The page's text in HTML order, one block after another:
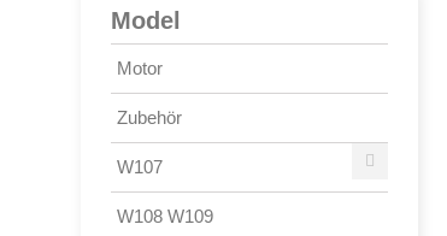
Model
Motor
Zubehör
W107
W108 W109